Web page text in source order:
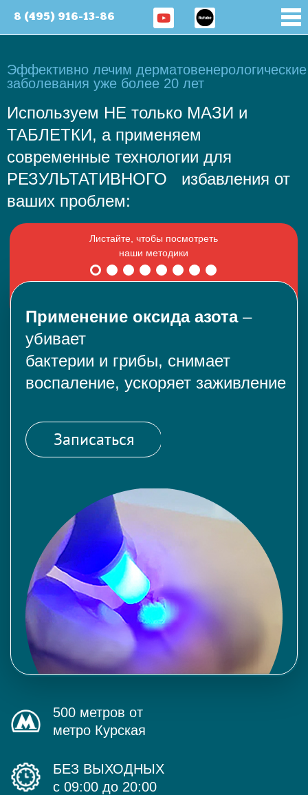
8 (495) 916-13-86
Эффективно лечим дерматовенерологические
заболевания уже более 20 лет
Используем НЕ только МАЗИ и
ТАБЛЕТКИ, а применяем
современные технологии для
РЕЗУЛЬТАТИВНОГО избавления от
ваших проблем:
Применение оксида азота–
убивает
бактерии и грибы, снимает
воспаление, ускоряет заживление
Записаться
500 метров от
метро Курская
БЕЗ ВЫХОДНЫХ
с 09:00 до 20:00